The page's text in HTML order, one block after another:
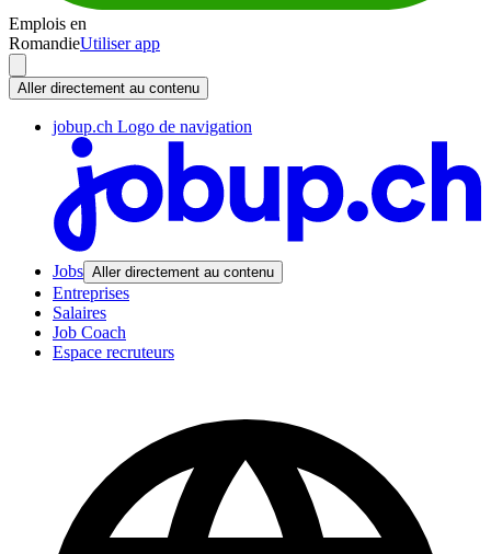
Emplois en
RomandieUtiliser app
Aller directement au contenu
jobup.ch Logo de navigation
Jobs Aller directement au contenu
Entreprises
Salaires
Job Coach
Espace recruteurs